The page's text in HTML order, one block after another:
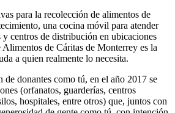
para la recolección de alimentos de
una cocina móvil para atender
y centros de distribución en ubicaciones
Alimentos de Cáritas de Monterrey es la
a quien realmente lo necesita.
de donantes como tú, en el año 2017 se
(orfanatos, guarderías, centros
hospitales, entre otros) que, juntos con